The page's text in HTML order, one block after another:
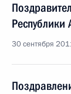
Республики
30 сентября